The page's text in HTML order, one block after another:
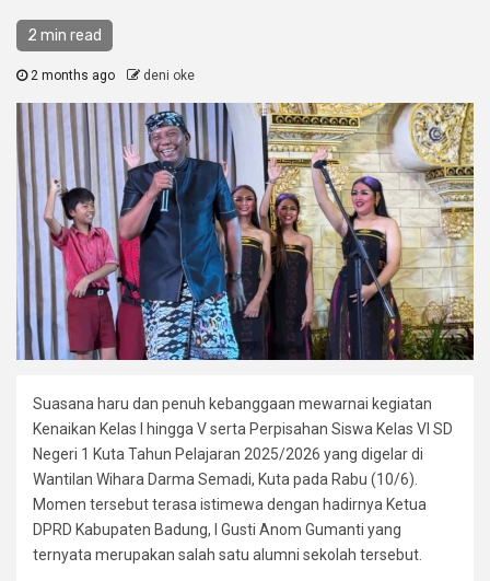
2 min read
2 months ago deni oke
Suasana haru dan penuh kebanggaan mewarnai kegiatan
Kenaikan Kelas I hingga V serta Perpisahan Siswa Kelas VI SD
Negeri 1 Kuta Tahun Pelajaran 2025/2026 yang digelar di
Wantilan Wihara Darma Semadi, Kuta pada Rabu (10/6).
Momen tersebut terasa istimewa dengan hadirnya Ketua
DPRD Kabupaten Badung, I Gusti Anom Gumanti yang
ternyata merupakan salah satu alumni sekolah tersebut.